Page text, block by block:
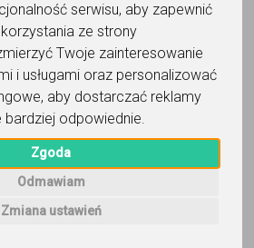
serwisu, aby zapewnić
ze strony
Twoje zainteresowanie
i usługami oraz personalizować
, aby dostarczać reklamy
bardziej odpowiednie.
Zgoda
Odmawiam
Zmiana ustawień